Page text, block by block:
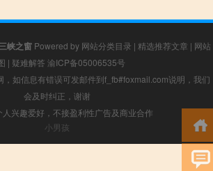
峡之窗 Powered by 网站分类目录 | 精选推荐文章 | 网站
| 疑难解答 渝ICP备05006535号
，如信息有错误可发邮件到f_fb#foxmail.com说明，我们
会及时纠正，谢谢
兴趣爱好，不接盈利性广告及商业合作
小男孩